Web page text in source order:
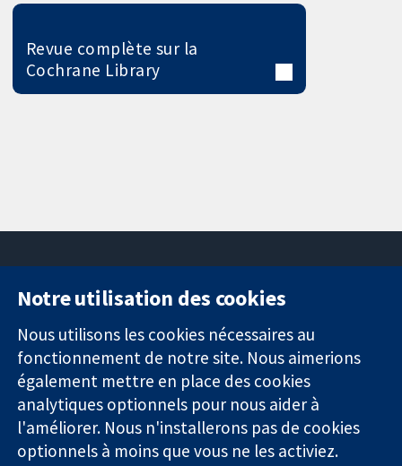
Revue complète sur la
Cochrane Library
Des données
probantes.
Des décisions
éclairées.
Une meilleure
santé.
11-13 Cavendish
Square
Londres
W1G0AN
Royaume-Uni
nous
Actualités
Service de
presse
Qui sommes-
nous
Offres
Notre utilisation des cookies
Nous utilisons les cookies nécessaires au
fonctionnement de notre site. Nous aimerions
également mettre en place des cookies
analytiques optionnels pour nous aider à
l'améliorer. Nous n'installerons pas de cookies
optionnels à moins que vous ne les activiez.